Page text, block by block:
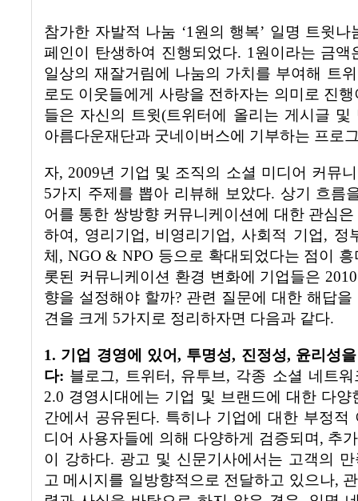
참가한 자발적 나눔 ‘1 원의 행복’ 일명 트윗나
페인이 탄생하여 진행되었다. 1 원이라는 금액
일상의 재잘거림에 나눔의 가치를 부여해 트
로도 이웃들에게 사랑을 전하자는 의미로 진
들은 자신의
트윗(트위터에 올리는 게시글 및
아름다운재단과 굿네이버스에 기부하는 프로
자, 2009년 기업 및 조직의 소셜 미디어 커뮤
5가지 주제를 뽑아 리뷰해 보았다. 상기 흐름
어를 통한 쌍방향 커뮤니케이션에 대한 관심
하여 , 영리기업, 비영리기업, 사회적 기업, 정
체 , NGO & NPO 등으로 확대되었다는 점이 흥
롯된 커뮤니케이션 환경 변화에 기업들은 2010
향을 설정해야 할까? 관련 질문에 대한 해답
견을 크게 5가지로 정리하자면 다음과 같다.
1. 기업 경영에 있어, 투명성, 진정성, 윤리성
다: 블로그, 트위터 , 유투브, 각종 소셜 네트
2.0 경영시대에는 기업 및 브랜드에 대한 다
간에서 공유된다. 특히나 기업에 대한 부정적
디어 사용자들에 의해 다양하게 검증되며 , 추
이 강하다. 광고 및 신문기사에서는 고객의
고 메시지를 일방향적으로 전달하고 있으나,